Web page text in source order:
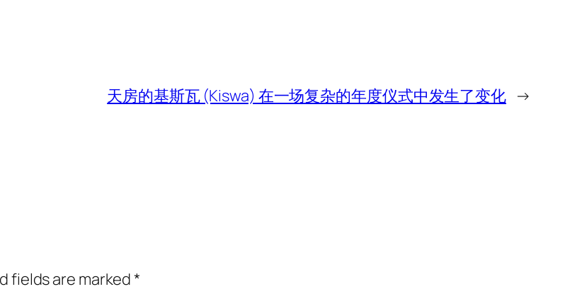
天房的基斯瓦 (Kiswa) 在一场复杂的年度仪式中发生了变化 →
fields are marked*